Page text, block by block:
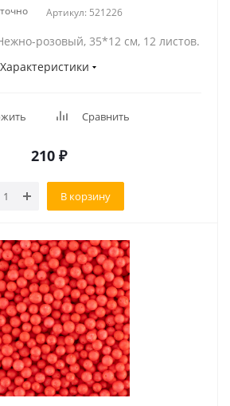
Артикул: 521226
розовый, 35*12 см, 12 листов.
Характеристики
Сравнить
210 ₽
В корзину